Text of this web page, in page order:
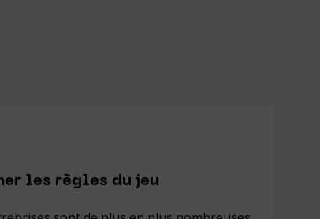
les règles du jeu